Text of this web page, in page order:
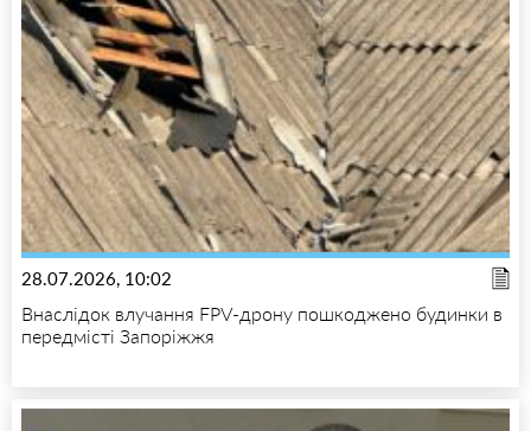
28.07.2026, 10:02
Внаслідок влучання FPV-дрону пошкоджено будинки в
передмісті Запоріжжя